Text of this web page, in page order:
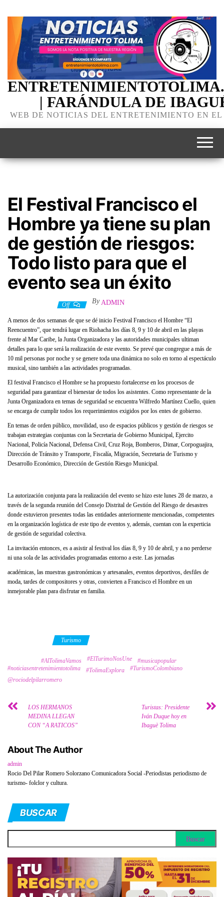
| FARÁNDULA DE
WEB DE NOTICIAS DEL ENTRETENIMIENTO EN
El Festival Francisco el
Hombre ya tiene su plan
de gestión de riesgos:
Todo listo para que el
evento sea un éxito
Off By ADMIN
A menos de dos semanas de que se dé inicio Festival Francisco el Hombre “El
Reencuentro”, que tendrá lugar en Riohacha los días 8, 9 y 10 de abril en las playas
frente al Mar Caribe, la Junta Organizadora y las autoridades municipales ultiman
detalles para lo que será la realización de este evento. Se prevé que congregue a más de
10 mil personas por noche y se genere toda una dinámica no solo en torno al espectáculo
musical, sino también a las actividades programadas.
El festival Francisco el Hombre se ha propuesto fortalecerse en los procesos de
seguridad para garantizar el bienestar de todos los asistentes. Como representante de la
Junta Organizadora en temas de seguridad se encuentra Wilfredo Martínez Cuello, quien
se encarga de cumplir todos los requerimientos exigidos por los entes de gobierno.
En temas de orden público, movilidad, uso de espacios públicos y gestión de riesgos se
trabajan estrategias conjuntas con la Secretaria de Gobierno Municipal, Ejercito
Nacional, Policía Nacional, Defensa Civil, Cruz Roja, Bomberos, Dimar, Corpoguajira,
Dirección de Tránsito y Transporte, Fiscalía, Migración, Secretaria de Turismo y
Desarrollo Económico, Dirección de Gestión Riesgo Municipal.
La autorización conjunta para la realización del evento se hizo este lunes 28 de marzo, a
través de la segunda reunión del Consejo Distrital de Gestión del Riesgo de desastres
donde estuvieron presentes todas las entidades anteriormente mencionadas, competentes
en la organización logística de este tipo de eventos y, además, cuentan con la experticia
de gestión de seguridad colectiva.
La invitación entonces, es a asistir al festival los días 8, 9 y 10 de abril, y a no perderse
ni una sola de las actividades programadas entorno a este. Las jornadas
académicas, las muestras gastronómicas y artesanales, eventos deportivos, desfiles de
moda, tardes de compositores y otras, convierten a Francisco el Hombre en un
inmejorable plan para disfrutar en familia.
Turismo
#AlTolimaVamos #ElTurimoNosUne
#musicapopular
#noticiasentretenimientotolima
#TolimaExplora
#TurismoColombiano
@rociodelpilarromero
LOS HERMANOS
MEDINA LLEGAN
CON “A RATICOS”
Turistas: Presidente
Iván Duque hoy en
Ibaguè Tolima
About The Author
admin
Rocio Del Pilar Romero Solorzano Comunicadora Social -Periodistas periodismo de
turismo- folclor y cultura.
BUSCAR